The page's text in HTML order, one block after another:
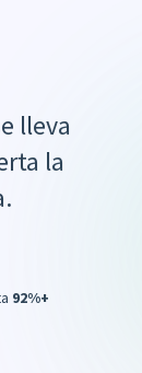
lleva
la
92%+